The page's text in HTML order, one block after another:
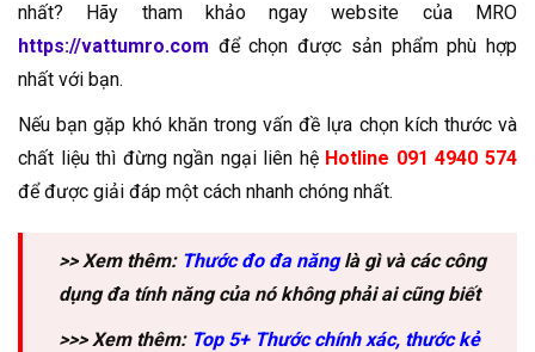
nhất? Hãy tham khảo ngay website của MRO
https://vattumro.com để chọn được sản phẩm phù hợp
nhất với bạn.
Nếu bạn gặp khó khăn trong vấn đề lựa chọn kích thước và
chất liệu thì đừng ngần ngại liên hệ Hotline 091 4940 574
để được giải đáp một cách nhanh chóng nhất.
>> Xem thêm: Thước đo đa nănglà gì và các công
dụng đa tính năng của nó không phải ai cũng biết
>>> Xem thêm: Top 5+ Thước chính xác, thước kẻ